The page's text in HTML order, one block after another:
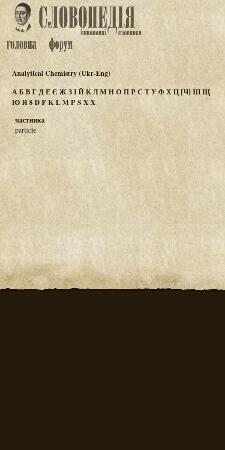
Analytical Chemistry (Ukr-Eng)
АБВГДЕЄ ЖЗІЙКЛМНОПР СТУФХЦ [Ч]ШЩ
Ю Я8DFKLMPS XΧ
частинка
particle